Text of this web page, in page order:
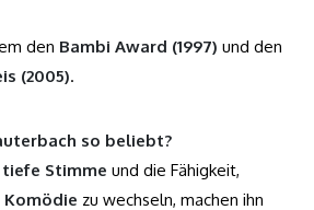
den Bambi Award (1997) und den
(2005).
so beliebt?
Stimme und die Fähigkeit,
Komödie zu wechseln, machen ihn